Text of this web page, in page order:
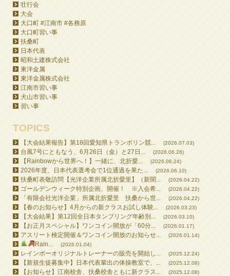
壮行会
大会
大口町 #江南市 #各務原
大口町習い事
扶桑町
日本代表
昭和土建株式会社
東洋金属
東洋金属株式会社
江南市習い事
犬山市習い事
習い事
TOPICS
【大会結果報告】第18回愛知県トランポリン競... (2026.07.03)
台風7号にともなう、6月26日（金）と27日... (2026.06.26)
【Rainbowから世界へ！】一緒に、北折愛... (2026.06.24)
2026年度、日本代表選考会で1位通過を果た... (2026.06.10)
扶桑町表敬訪問【光洋企業所属北折愛里】（新聞... (2026.04.22)
ゴールデンウィーク特別企画、開催！ ※入会希... (2026.04.22)
「有限会社光洋企業」所属北折愛里 扶桑から世... (2026.04.22)
【春のお知らせ】4月からの新クラスお試し体験... (2026.03.23)
【大会結果】第12回全日本タンブリング年齢別... (2026.03.10)
【お正月スペシャル】ワンコイン開放が「60分... (2026.01.17)
アスリート検定開催＆ワンコイン開放のお知らせ... (2026.01.14)
Rain... (2026.01.04)
レインボーオリジナルトレーナーの販売を開始し... (2025.12.24)
【新規生徒募集中】日本代表輩出の体操教室で、... (2025.12.08)
【お知らせ】江南校舎、扶桑校舎ともに新クラス... (2025.12.08)